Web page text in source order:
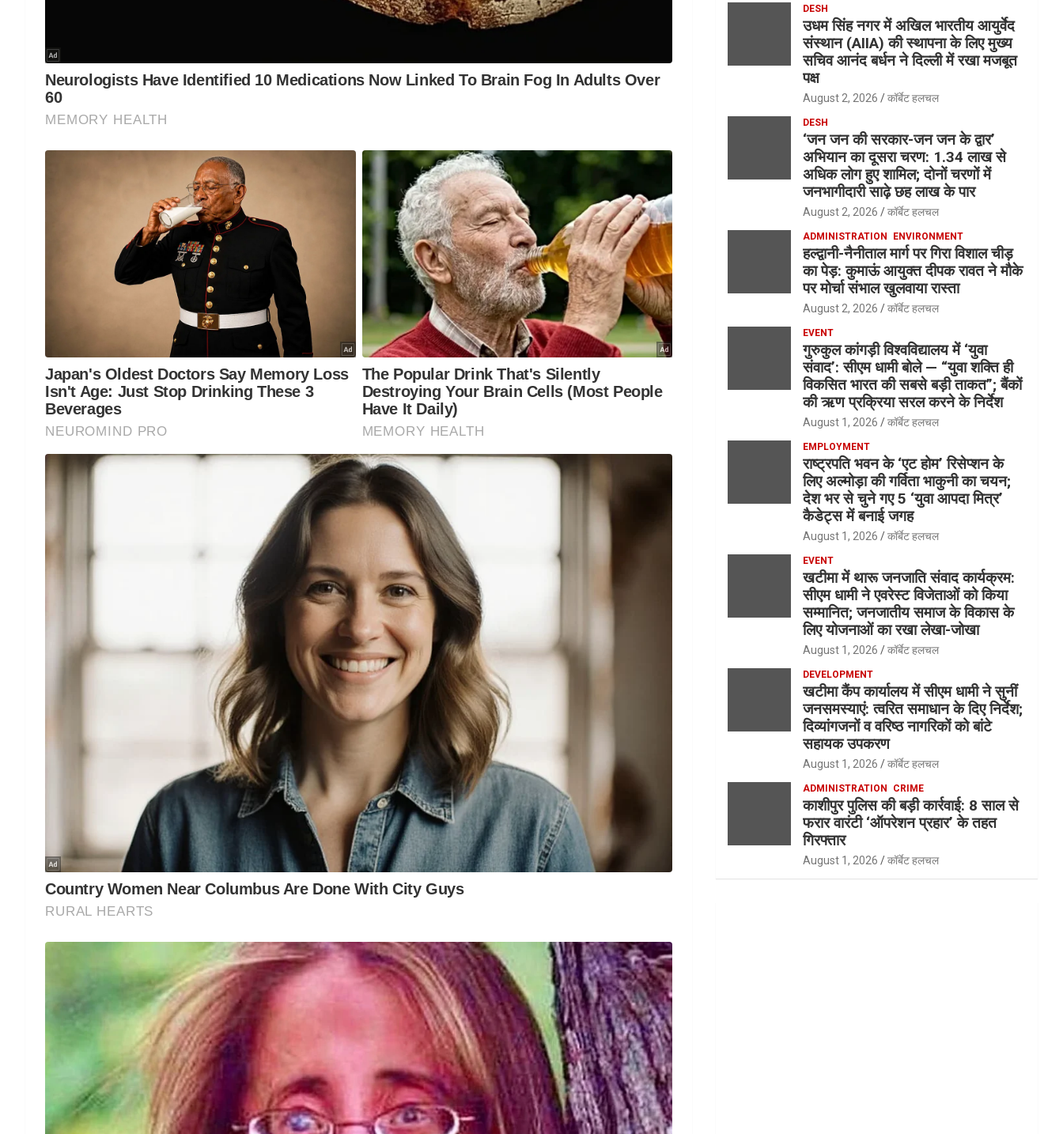
DESH
उधम सिंह नगर में अखिल भारतीय आयुर्वेद
संस्थान (AIIA) की स्थापना के लिए मुख्य
सचिव आनंद बर्धन ने दिल्ली में रखा मजबूत
पक्ष
August 2, 2026 कॉर्बेट हलचल
DESH
‘जन जन की सरकार-जन जन के द्वार’
अभियान का दूसरा चरण: 1.34 लाख से
अधिक लोग हुए शामिल; दोनों चरणों में
जनभागीदारी साढ़े छह लाख के पार
August 2, 2026 कॉर्बेट हलचल
ADMINISTRATION ENVIRONMENT
हल्द्वानी-नैनीताल मार्ग पर गिरा विशाल चीड़
का पेड़: कुमाऊं आयुक्त दीपक रावत ने मौके
पर मोर्चा संभाल खुलवाया रास्ता
August 2, 2026 कॉर्बेट हलचल
EVENT
गुरुकुल कांगड़ी विश्वविद्यालय में ‘युवा
संवाद’: सीएम धामी बोले — “युवा शक्ति ही
विकसित भारत की सबसे बड़ी ताकत”; बैंकों
की ऋण प्रक्रिया सरल करने के निर्देश
August 1, 2026 कॉर्बेट हलचल
EMPLOYMENT
राष्ट्रपति भवन के ‘एट होम’ रिसेप्शन के
लिए अल्मोड़ा की गर्विता भाकुनी का चयन;
देश भर से चुने गए 5 ‘युवा आपदा मित्र’
कैडेट्स में बनाई जगह
August 1, 2026 कॉर्बेट हलचल
EVENT
खटीमा में थारू जनजाति संवाद कार्यक्रम:
सीएम धामी ने एवरेस्ट विजेताओं को किया
सम्मानित; जनजातीय समाज के विकास के
लिए योजनाओं का रखा लेखा-जोखा
August 1, 2026 कॉर्बेट हलचल
DEVELOPMENT
खटीमा कैंप कार्यालय में सीएम धामी ने सुनीं
जनसमस्याएं: त्वरित समाधान के दिए निर्देश;
दिव्यांगजनों व वरिष्ठ नागरिकों को बांटे
सहायक उपकरण
August 1, 2026 कॉर्बेट हलचल
ADMINISTRATION CRIME
काशीपुर पुलिस की बड़ी कार्रवाई: 8 साल से
फरार वारंटी ‘ऑपरेशन प्रहार’ के तहत
गिरफ्तार
August 1, 2026 कॉर्बेट हलचल